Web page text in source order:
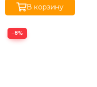
В корзину
−8%